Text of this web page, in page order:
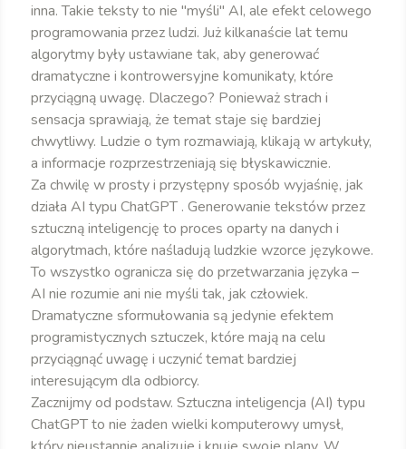
inna. Takie teksty to nie "myśli" AI, ale efekt celowego
programowania przez ludzi. Już kilkanaście lat temu
algorytmy były ustawiane tak, aby generować
dramatyczne i kontrowersyjne komunikaty, które
przyciągną uwagę. Dlaczego? Ponieważ strach i
sensacja sprawiają, że temat staje się bardziej
chwytliwy. Ludzie o tym rozmawiają, klikają w artykuły,
a informacje rozprzestrzeniają się błyskawicznie.
Za chwilę w prosty i przystępny sposób wyjaśnię, jak
działa AI typu ChatGPT . Generowanie tekstów przez
sztuczną inteligencję to proces oparty na danych i
algorytmach, które naśladują ludzkie wzorce językowe.
To wszystko ogranicza się do przetwarzania języka –
AI nie rozumie ani nie myśli tak, jak człowiek.
Dramatyczne sformułowania są jedynie efektem
programistycznych sztuczek, które mają na celu
przyciągnąć uwagę i uczynić temat bardziej
interesującym dla odbiorcy.
Zacznijmy od podstaw. Sztuczna inteligencja (AI) typu
ChatGPT to nie żaden wielki komputerowy umysł,